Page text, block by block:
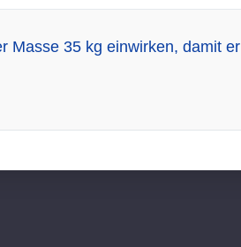
Masse 35 kg einwirken, damit er